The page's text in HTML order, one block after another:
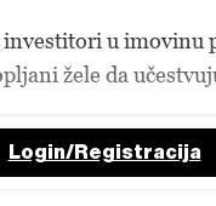
u imovinu
žele da
Login/Registracija